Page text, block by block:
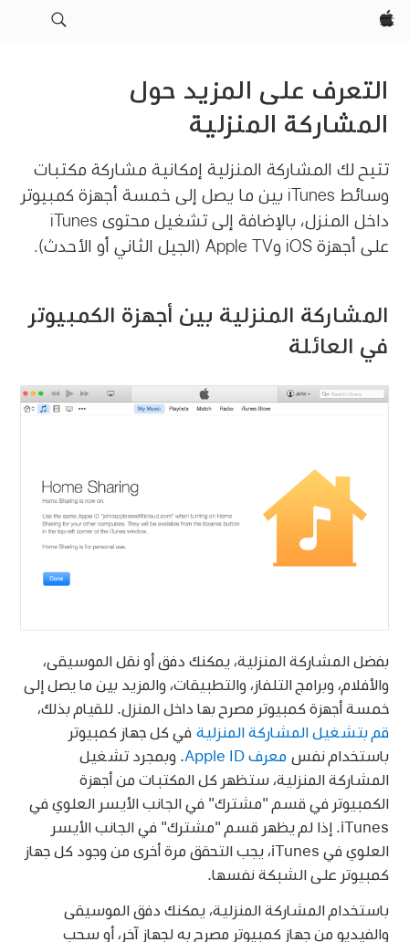
Apple‏
التعرف على المزيد حول
المشاركة المنزلية
تتيح لك المشاركة المنزلية إمكانية مشاركة مكتبات
وسائط iTunes بين ما يصل إلى خمسة أجهزة كمبيوتر
داخل المنزل، بالإضافة إلى تشغيل محتوى iTunes
على أجهزة iOS وApple TV (الجيل الثاني أو الأحدث).
المشاركة المنزلية بين أجهزة الكمبيوتر
في العائلة
بفضل المشاركة المنزلية، يمكنك دفق أو نقل الموسيقى،
والأفلام، وبرامج التلفاز، والتطبيقات، والمزيد بين ما يصل إلى
خمسة أجهزة كمبيوتر مصرح بها داخل المنزل. للقيام بذلك،
قم بتشغيل المشاركة المنزلية في كل جهاز كمبيوتر
باستخدام نفس معرف Apple ID
. وبمجرد تشغيل
المشاركة المنزلية، ستظهر كل المكتبات من أجهزة
الكمبيوتر في قسم "مشترك" في الجانب الأيسر العلوي في
iTunes. إذا لم يظهر قسم "مشترك" في الجانب الأيسر
العلوي في iTunes، يجب التحقق مرة أخرى من وجود كل جهاز
كمبيوتر على الشبكة نفسها.
باستخدام المشاركة المنزلية، يمكنك دفق الموسيقى
والفيديو من جهاز كمبيوتر مصرح به لجهاز آخر، أو سحب